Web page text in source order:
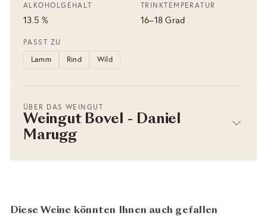
ALKOHOLGEHALT
13.5 %
TRINKTEMPERATUR
16–18 Grad
PASST ZU
Lamm Rind Wild
ÜBER DAS WEINGUT
Weingut Bovel - Daniel
Marugg
Diese Weine könnten Ihnen auch gefallen